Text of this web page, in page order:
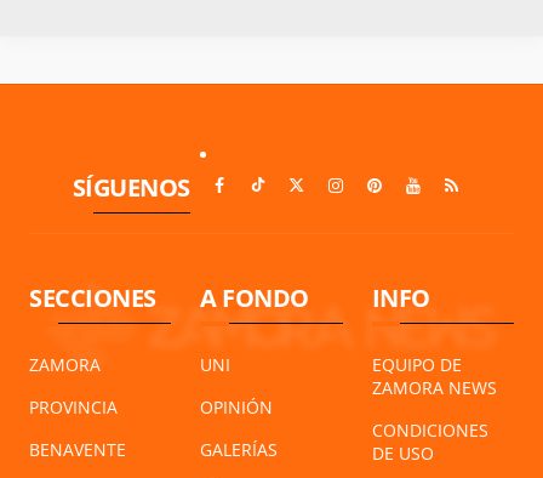
SÍGUENOS
SECCIONES
ZAMORA
PROVINCIA
BENAVENTE
A FONDO
UNI
OPINIÓN
GALERÍAS
INFO
EQUIPO DE
ZAMORA NEWS
CONDICIONES
DE USO